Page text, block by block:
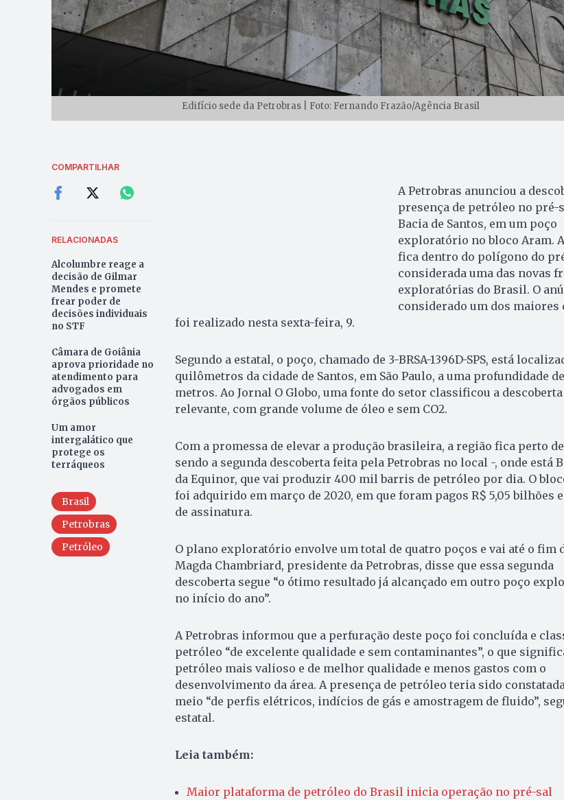
Edifício sede da Petrobras | Foto: Fernando Frazão/Agência Brasil
COMPARTILHAR
RELACIONADAS
Alcolumbre reage a
decisão de Gilmar
Mendes e promete
frear poder de
decisões individuais
no STF
Câmara de Goiânia
aprova prioridade no
atendimento para
advogados em
órgãos públicos
Um amor
intergalático que
protege os
terráqueos
Brasil
Petrobras
Petróleo
A Petrobras anunciou a
presença de petróleo no pré-
Bacia de Santos, em um poço
exploratório no bloco Aram.
fica dentro do polígono do
considerada uma das novas
exploratórias do Brasil. O
considerado um dos maiores
foi realizado nesta sexta-feira, 9.
Segundo a estatal, o poço, chamado de 3-BRSA-1396D-SPS, está
quilômetros da cidade de Santos, em São Paulo, a uma profundidade de
metros. Ao Jornal O Globo, uma fonte do setor classificou a
relevante, com grande volume de óleo e sem CO2.
Com a promessa de elevar a produção brasileira, a região fica perto
sendo a segunda descoberta feita pela Petrobras no local -, onde está
da Equinor, que vai produzir 400 mil barris de petróleo por dia. O
foi adquirido em março de 2020, em que foram pagos R$ 5,05 bilhões
de assinatura.
O plano exploratório envolve um total de quatro poços e vai até o fim
Magda Chambriard, presidente da Petrobras, disse que essa segunda
descoberta segue “o ótimo resultado já alcançado em outro poço
no início do ano”.
A Petrobras informou que a perfuração deste poço foi concluída e
petróleo “de excelente qualidade e sem contaminantes”, o que
petróleo mais valioso e de melhor qualidade e menos gastos com o
desenvolvimento da área. A presença de petróleo teria sido
meio “de perfis elétricos, indícios de gás e amostragem de fluido”,
estatal.
Leia também:
Maior plataforma de petróleo do Brasil inicia operação no pré-sal